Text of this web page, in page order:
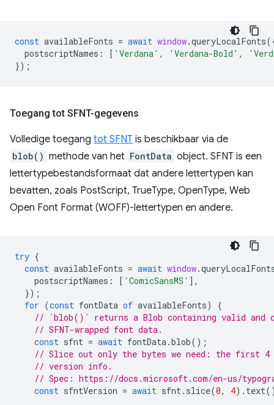
const availableFonts = await window.queryLocalFonts
postscriptNames : [ 'Verdana' , 'Verdana-Bold' ,
});
Toegang tot SFNT-gegevens
Volledige toegang tot SFNT is beschikbaar via de
blob() methode van het FontData object. SFNT is een
lettertypebestandsformaat dat andere lettertypen kan
bevatten, zoals PostScript, TrueType, OpenType, Web
Open Font Format (WOFF)-lettertypen en andere.
try {
const availableFonts = await window.
postscriptNames : [ 'ComicSansMS' ],
});
for (const fontData of availableFonts)
{
// `blob()` returns a Blob containing valid and
// SFNT-wrapped font data.
const sfnt = await fontData.blob();
// Slice out only the bytes we need: the first 4
// version info.
// Spec: https://docs.microsoft.com/en-us/
const sfntVersion = await sfnt. slice(0, 4). text